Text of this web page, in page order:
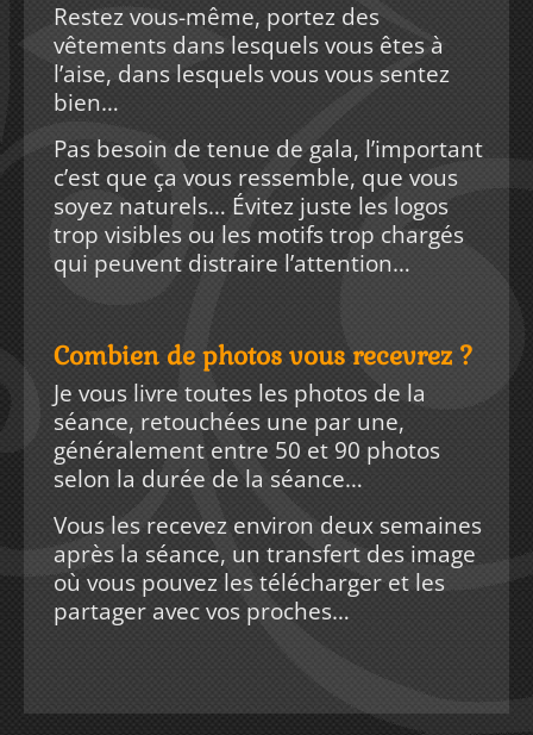
Restez vous-même, portez des
vêtements dans lesquels vous êtes à
l’aise, dans lesquels vous vous sentez
bien…
Pas besoin de tenue de gala, l’important
c’est que ça vous ressemble, que vous
soyez naturels… Évitez juste les logos
trop visibles ou les motifs trop chargés
qui peuvent distraire l’attention…
Combien de photos vous recevrez ?
Je vous livre toutes les photos de la
séance, retouchées une par une,
généralement entre 50 et 90 photos
selon la durée de la séance…
Vous les recevez environ deux semaines
après la séance, un transfert des image
où vous pouvez les télécharger et les
partager avec vos proches…